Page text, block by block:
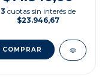
3 cuotas sin interés de
$23.946,67